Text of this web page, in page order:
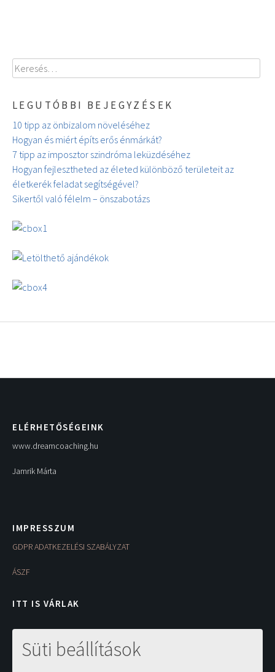
Keresés:
LEGUTÓBBI BEJEGYZÉSEK
10 tipp az önbizalom növeléséhez
Hogyan és miért építs erős énmárkát?
7 tipp az imposztor szindróma leküzdéséhez
Hogyan fejlesztheted az életed különböző területeit az
életkerék feladat segítségével?
Sikertől való félelm – önszabotázs
ELÉRHETŐSÉGEINK
www.dreamcoaching.hu
Jamrik Márta
IMPRESSZUM
GDPR ADATKEZELÉSI SZABÁLYZAT
ÁSZF
ITT IS VÁRLAK
Süti beállítások